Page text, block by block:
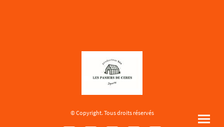
© Copyright. Tous droits réservés